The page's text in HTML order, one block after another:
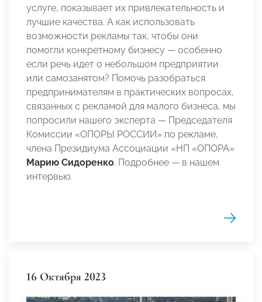
услуге, показывает их привлекательность и
лучшие качества. А как использовать
возможности рекламы так, чтобы они
помогли конкретному бизнесу — особенно
если речь идет о небольшом предприятии
или самозанятом? Помочь разобраться
предпринимателям в практических вопросах,
связанных с рекламой для малого бизнеса, мы
попросили нашего эксперта — Председателя
Комиссии «ОПОРЫ РОССИИ» по рекламе,
члена Президиума Ассоциации «НП «ОПОРА»
Марию Сидоренко. Подробнее — в нашем
интервью.
16 Октября 2023